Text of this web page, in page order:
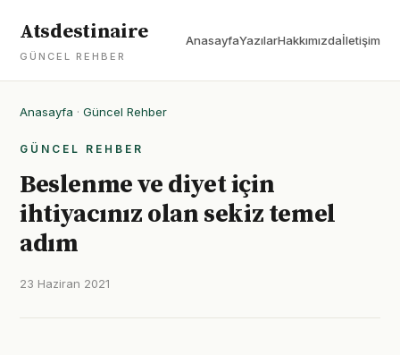
Atsdestinaire
GÜNCEL REHBER
AnasayfaYazılarHakkımızdaİletişim
Anasayfa · Güncel Rehber
GÜNCEL REHBER
Beslenme ve diyet için
ihtiyacınız olan sekiz temel
adım
23 Haziran 2021